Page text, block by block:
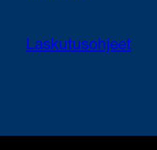
Laskutusohjeet